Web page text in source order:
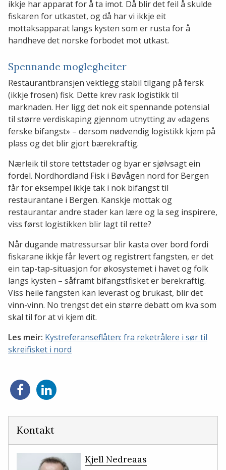
ikkje har apparat for å ta imot. Då blir det feil å skulde
fiskaren for utkastet, og då har vi ikkje eit
mottaksapparat langs kysten som er rusta for å
handheve det norske forbodet mot utkast.
Spennande moglegheiter
Restaurantbransjen vektlegg stabil tilgang på fersk
(ikkje frosen) fisk. Dette krev rask logistikk til
marknaden. Her ligg det nok eit spennande potensial
til større verdiskaping gjennom utnytting av «dagens
ferske bifangst» – dersom nødvendig logistikk kjem på
plass og det blir gjort bærekraftig.
Nærleik til store tettstader og byar er sjølvsagt ein
fordel. Nordhordland Fisk i Bøvågen nord for Bergen
får for eksempel ikkje tak i nok bifangst til
restaurantane i Bergen. Kanskje mottak og
restaurantar andre stader kan lære og la seg inspirere,
viss først logistikken blir lagt til rette?
Når dugande matressursar blir kasta over bord fordi
fiskarane ikkje får levert og registrert fangsten, er det
ein tap-tap-situasjon for økosystemet i havet og folk
langs kysten – såframt bifangstfisket er berekraftig.
Viss heile fangsten kan leverast og brukast, blir det
vinn-vinn. No trengst det ein større debatt om kva som
skal til for at vi kjem dit.
Les meir: Kystreferanseflåten: fra reketrålere i sør til
skreifisket i nord
Del
på
Del
på
Kontakt
Kjell Nedreaas